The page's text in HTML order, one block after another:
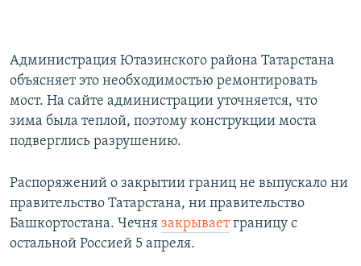
Администрация Ютазинского района Татарстана
объясняет это необходимостью ремонтировать
мост. На сайте администрации уточняется, что
зима была теплой, поэтому конструкции моста
подверглись разрушению.
Распоряжений о закрытии границ не выпускало ни
правительство Татарстана, ни правительство
Башкортостана. Чечня закрываетграницу с
остальной Россией 5 апреля.